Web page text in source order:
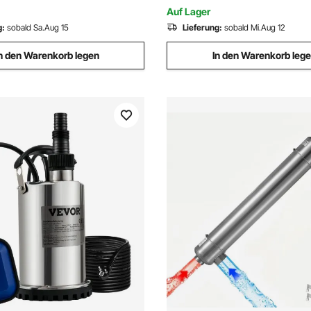
Wasserparks & Spa-
sobald Sa.Aug 15
den Warenkorb legen
für Bürste, Vakuumkopf
Auf Lager
Lieferung: sobald Mi.Aug 12
In den Warenkorb